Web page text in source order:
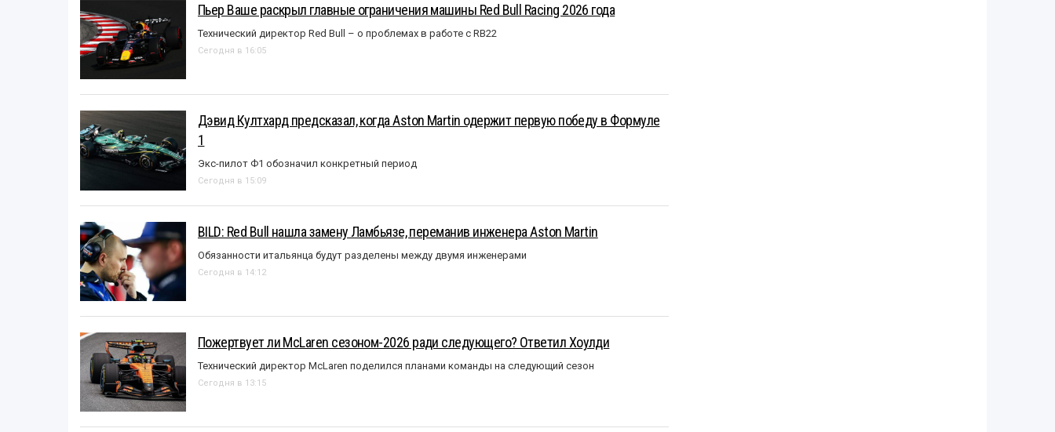
Пьер Ваше раскрыл главные ограничения машины Red Bull Racing 2026 года
Технический директор Red Bull – о проблемах в работе с RB22
Сегодня в 16:05
Дэвид Култхард предсказал, когда Aston Martin одержит первую победу в Формуле
1
Экс-пилот Ф1 обозначил конкретный период
Сегодня в 15:09
BILD: Red Bull нашла замену Ламбьязе, переманив инженера Aston Martin
Обязанности итальянца будут разделены между двумя инженерами
Сегодня в 14:12
Пожертвует ли McLaren сезоном-2026 ради следующего? Ответил Хоулди
Технический директор McLaren поделился планами команды на следующий сезон
Сегодня в 13:15